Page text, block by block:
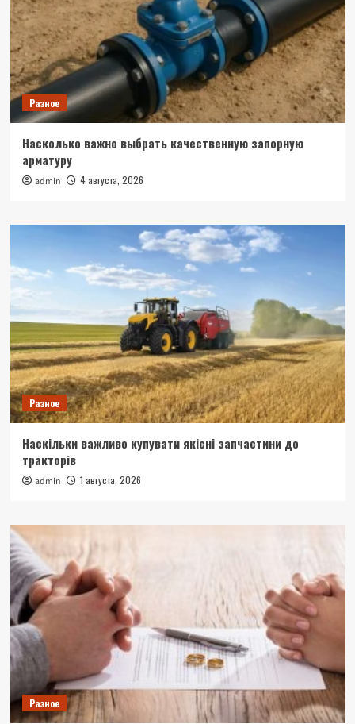
Разное
Насколько важно выбрать качественную запорную
арматуру
admin 4 августа, 2026
Разное
Наскільки важливо купувати якісні запчастини до
тракторів
admin 1 августа, 2026
Разное